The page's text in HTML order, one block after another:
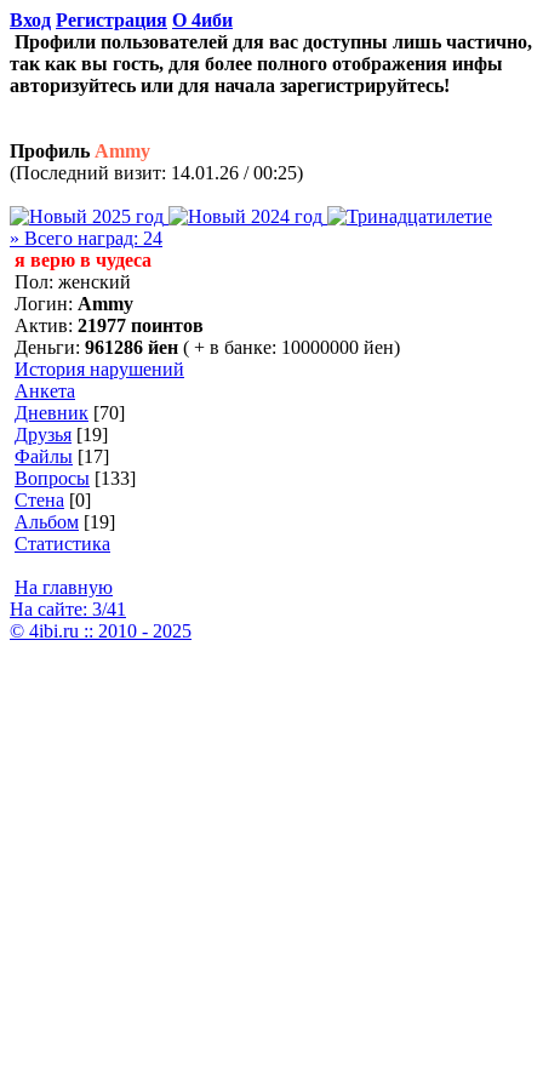
Вход Регистрация О 4иби
Профили пользователей для вас доступны лишь частично,
так как вы гость, для более полного отображения инфы
авторизуйтесь или для начала зарегистрируйтесь!
Профиль Ammy
(Последний визит: 14.01.26 / 00:25)
» Всего наград: 24
я верю в чудеса
Пол: женский
Логин: Ammy
Актив: 21977 поинтов
Деньги: 961286 йен ( + в банке: 10000000 йен)
История нарушений
Анкета
Дневник [70]
Друзья [19]
Файлы [17]
Вопросы [133]
Стена [0]
Альбом [19]
Статистика
На главную
На сайте: 3/41
© 4ibi.ru :: 2010 - 2025